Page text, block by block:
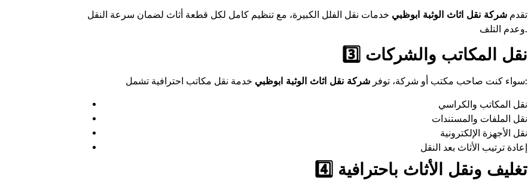
تقدم شركة نقل اثاث الوثبة ابوظبي خدمات نقل الفلل الكبيرة، مع تنظيم كامل لكل قطعة أثاث لضمان سرعة النقل
وعدم التلف.
3️⃣ نقل المكاتب والشركات
سواء كنت صاحب مكتب أو شركة، توفر شركة نقل اثاث الوثبة ابوظبي خدمة نقل مكاتب احترافية تشمل:
نقل المكاتب والكراسي
نقل الملفات والمستندات
نقل الأجهزة الإلكترونية
إعادة ترتيب الأثاث بعد النقل
4️⃣ تغليف ونقل الأثاث باحترافية